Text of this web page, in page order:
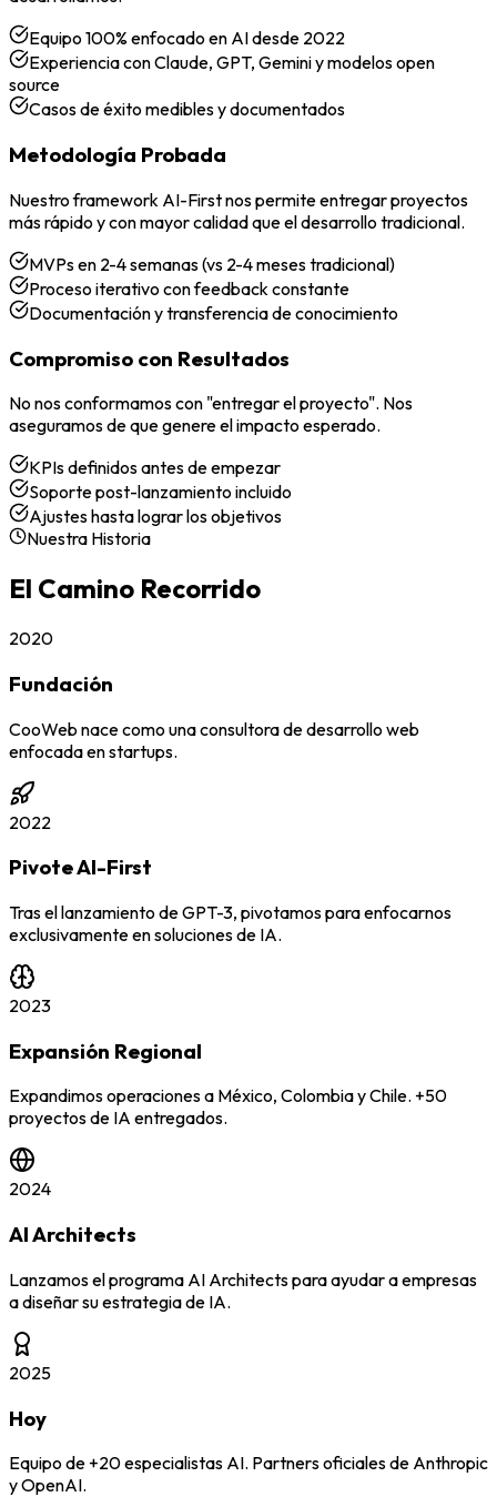
Equipo 100% enfocado en AI desde 2022
Experiencia con Claude, GPT, Gemini y modelos open
source
Casos de éxito medibles y documentados
Metodología Probada
Nuestro framework AI-First nos permite entregar proyectos
más rápido y con mayor calidad que el desarrollo tradicional.
MVPs en 2-4 semanas (vs 2-4 meses tradicional)
Proceso iterativo con feedback constante
Documentación y transferencia de conocimiento
Compromiso con Resultados
No nos conformamos con "entregar el proyecto". Nos
aseguramos de que genere el impacto esperado.
KPIs definidos antes de empezar
Soporte post-lanzamiento incluido
Ajustes hasta lograr los objetivos
Nuestra Historia
El Camino Recorrido
2020
Fundación
CooWeb nace como una consultora de desarrollo web
enfocada en startups.
2022
Pivote AI-First
Tras el lanzamiento de GPT-3, pivotamos para enfocarnos
exclusivamente en soluciones de IA.
2023
Expansión Regional
Expandimos operaciones a México, Colombia y Chile. +50
proyectos de IA entregados.
2024
AI Architects
Lanzamos el programa AI Architects para ayudar a empresas
a diseñar su estrategia de IA.
2025
Hoy
Equipo de +20 especialistas AI. Partners oficiales de Anthropic
y OpenAI.